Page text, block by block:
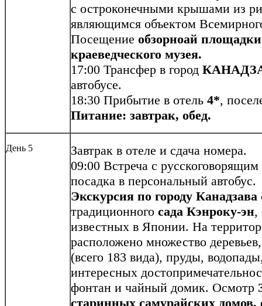
с остроконечными крышами из
являющимся объектом
Посещение обзорноай
краеведческого музея.
17:00 Трансфер в город
автобусе.
18:30 Прибытие в отель 4*,
Питание: завтрак, обед.
День 5
Завтрак в отеле и сдача номера.
09:00 Встреча с
посадка в персональный автобус.
Экскурсия по городу Канадзава
традиционного сада Кэнроку-эн,
известных в Японии. На
расположено множество
(всего 183 вида), пруды,
интересных
фонтан и чайный домик. Осмотр
старинных самурайских домов,